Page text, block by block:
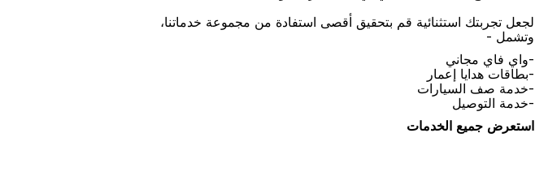
ﻟﺠﻌﻞ ﺗﺠﺮﺑﺘﻚ اﺳﺘﺜﻨﺎﺋﻴﺔ ﻗﻢ ﺑﺘﺤﻘﻴﻖ ﺃﻗﺼﻰ اﺳﺘﻔﺎﺩﺓ ﻣﻦ ﻣﺠﻤﻮﻋﺔ ﺧﺪﻣﺎﺗﻨﺎ،
ﻭﺗﺸﻤﻞ -
-ﻭاﻱ ﻓﺎﻱ ﻣﺠﺎﻧﻲ
-ﺑﻄﺎﻗﺎﺕ ﻫﺪاﻳﺎ ﺇﻋﻤﺎﺭ
-ﺧﺪﻣﺔ ﺻﻒ اﻟﺴﻴﺎﺭاﺕ
-ﺧﺪﻣﺔ اﻟﺘﻮﺻﻴﻞ
اﺳﺘﻌﺮﺽ ﺟﻤﻴﻊ اﻟﺨﺪﻣﺎﺕ